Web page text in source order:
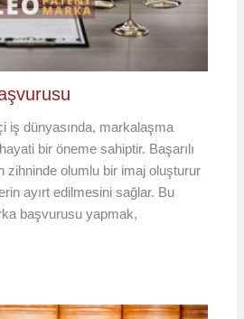
iş dünyasında, markalaşma
bir öneme sahiptir. Başarılı
zihninde olumlu bir imaj oluşturur
ayırt edilmesini sağlar. Bu
başvurusu yapmak,